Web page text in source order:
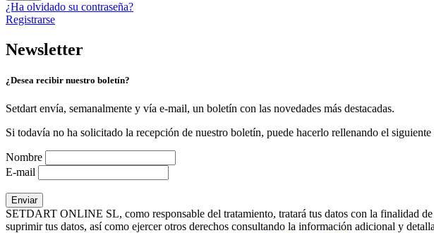
¿Ha olvidado su contraseña?
Registrarse
Newsletter
¿Desea recibir nuestro boletín?
Setdart envía, semanalmente y vía e-mail, un boletín con las novedades más destacadas.
Si todavía no ha solicitado la recepción de nuestro boletín, puede hacerlo rellenando el
Nombre
E-mail
SETDART ONLINE SL, como responsable del tratamiento, tratará tus datos con la finalidad
suprimir tus datos, así como ejercer otros derechos consultando la información adicional y